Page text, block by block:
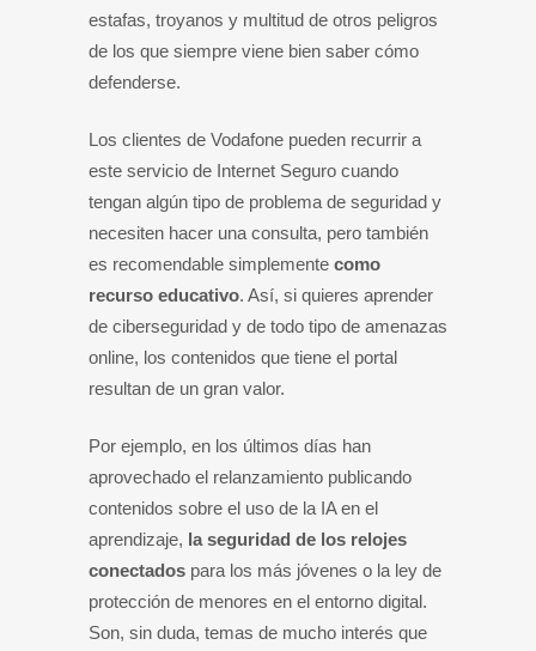
estafas, troyanos y multitud de otros peligros
de los que siempre viene bien saber cómo
defenderse.
Los clientes de Vodafone pueden recurrir a
este servicio de Internet Seguro cuando
tengan algún tipo de problema de seguridad y
necesiten hacer una consulta, pero también
es recomendable simplemente como
recurso educativo. Así, si quieres aprender
de ciberseguridad y de todo tipo de amenazas
online, los contenidos que tiene el portal
resultan de un gran valor.
Por ejemplo, en los últimos días han
aprovechado el relanzamiento publicando
contenidos sobre el uso de la IA en el
aprendizaje, la seguridad de los relojes
conectados para los más jóvenes o la ley de
protección de menores en el entorno digital.
Son, sin duda, temas de mucho interés que